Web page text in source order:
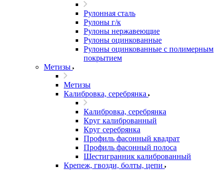
Рулонная сталь
Рулоны г/к
Рулоны нержавеющие
Рулоны оцинкованные
Рулоны оцинкованные с полимерным
покрытием
Метизы
Метизы
Калибровка, серебрянка
Калибровка, серебрянка
Круг калиброванный
Круг серебрянка
Профиль фасонный квадрат
Профиль фасонный полоса
Шестигранник калиброванный
Крепеж, гвозди, болты, цепи